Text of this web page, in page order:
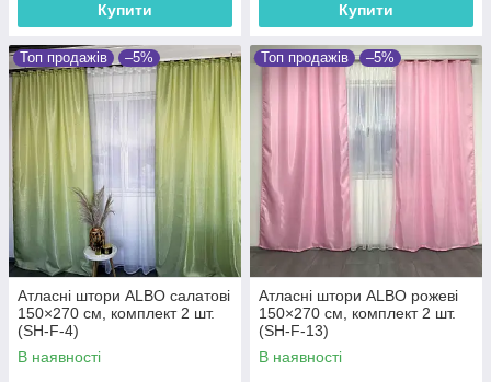
Купити Купити
Топ продажів –5%
Атласні штори ALBO салатові
150×270 см, комплект 2 шт.
(SH-F-4)
В наявності
Топ продажів –5%
Атласні штори ALBO рожеві
150×270 см, комплект 2 шт.
(SH-F-13)
В наявності